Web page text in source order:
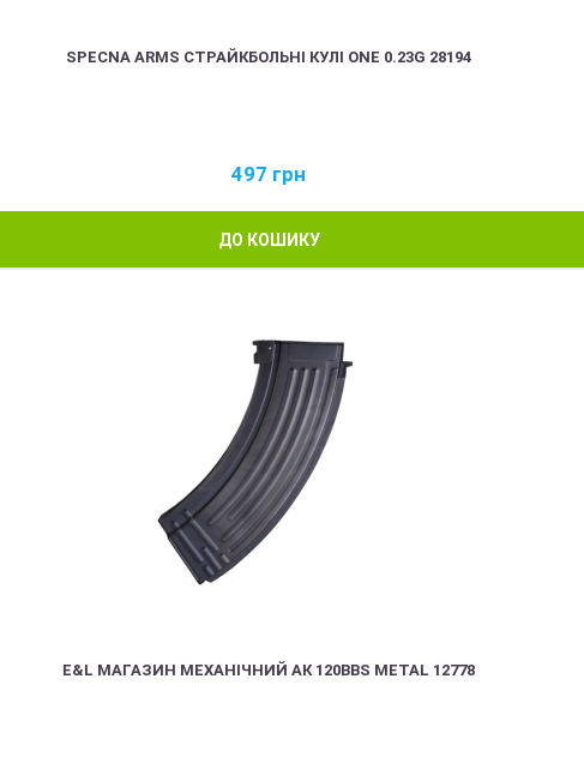
SPECNA ARMS СТРАЙКБОЛЬНІ КУЛІ ONE 0.23G 28194
497 грн
ДО КОШИКУ
E&L МАГАЗИН МЕХАНІЧНИЙ АК 120BBS METAL 12778